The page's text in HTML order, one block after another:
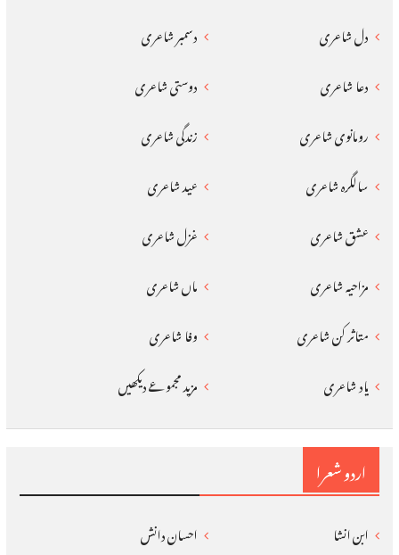
اردو شعرا
ابن انشا
احسان دانش
دل شاعری
دسمبر شاعری
دعا شاعری
دوستی شاعری
رومانوی شاعری
زندگی شاعری
سالگرہ شاعری
عید شاعری
عشق شاعری
غزل شاعری
مزاحیہ شاعری
ماں شاعری
متاثر کن شاعری
وفا شاعری
یاد شاعری
مزید مجموعے دیکھیں